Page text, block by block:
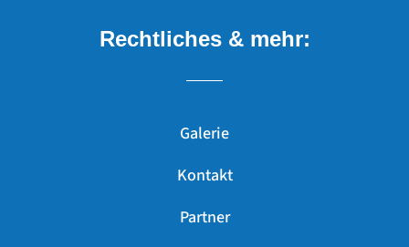
Rechtliches & mehr:
Galerie
Kontakt
Partner